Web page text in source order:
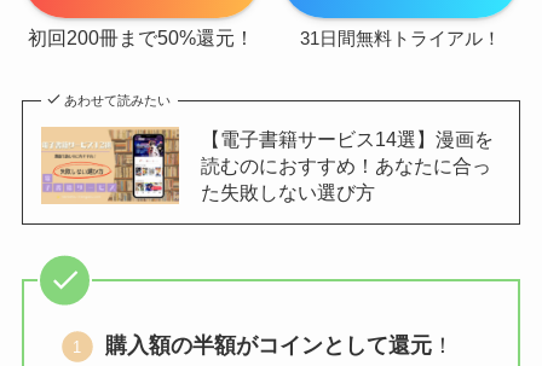
初回200冊まで50%還元！ 31日間無料トライアル！
あわせて読みたい
【電子書籍サービス14選】漫画を
読むのにおすすめ！あなたに合っ
た失敗しない選び方
購入額の半額がコインとして還元 ！